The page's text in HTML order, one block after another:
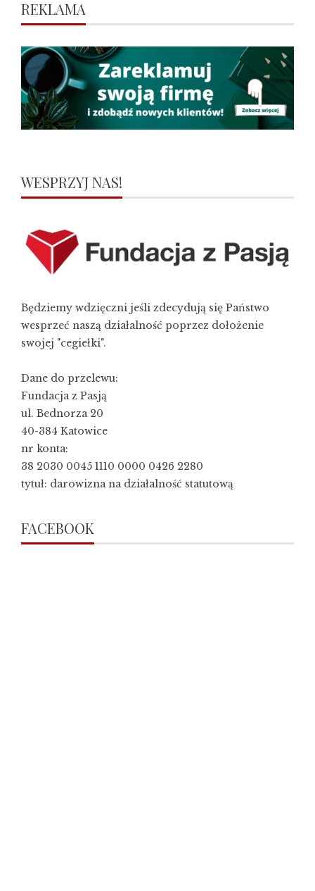
REKLAMA
WESPRZYJ NAS!
Będziemy wdzięczni jeśli zdecydują się Państwo
wesprzeć naszą działalność poprzez dołożenie
swojej "cegiełki".
Dane do przelewu:
Fundacja z Pasją
ul. Bednorza 20
40-384 Katowice
nr konta:
38 2030 0045 1110 0000 0426 2280
tytuł: darowizna na działalność statutową
FACEBOOK